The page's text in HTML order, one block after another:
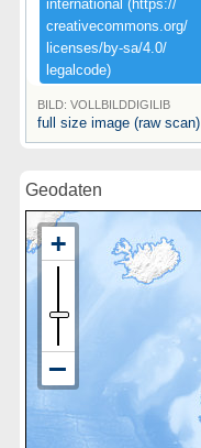
international ​(​https:​/​/​
creativecommons.​org/​
licenses/​by-​sa/​4.​0/​
legalcode)​
BILD: VOLLBILDDIGILIB
full size image (raw scan)
Geodaten